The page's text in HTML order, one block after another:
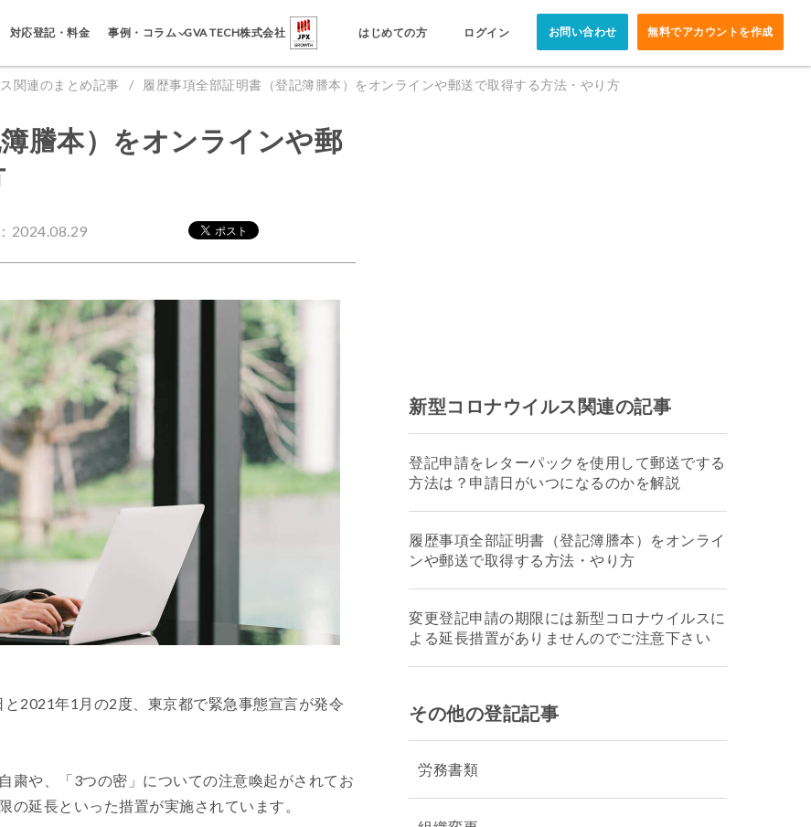
対応登記・料金 事例・コラム GVA TECH株式会社 はじめての方 ログイン お問い合わせ 無料でアカウントを作成
関連のまとめ記事 履歴事項全部証明書（登記簿謄本）をオンラインや郵送で取得する方法・やり方
謄本）をオンラインや郵
2024.08.29
2021年1月の2度、東京都で緊急事態宣言が発令
粛や、「3つの密」についての注意喚起がされてお
の延長といった措置が実施されています。
新型コロナウイルス関連の記事
登記申請をレターパックを使用して郵送でする
方法は？申請日がいつになるのかを解説
履歴事項全部証明書（登記簿謄本）をオンライ
ンや郵送で取得する方法・やり方
変更登記申請の期限には新型コロナウイルスに
よる延長措置がありませんのでご注意下さい
その他の登記記事
労務書類